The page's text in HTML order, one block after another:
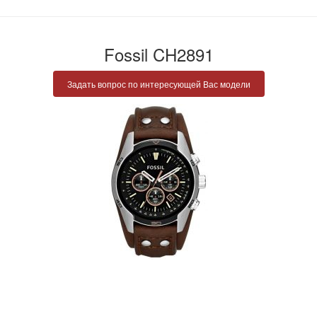
Fossil CH2891
Задать вопрос по интересующей Вас модели